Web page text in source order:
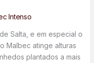
Intenso
Salta, e em especial o
Malbec atinge alturas
plantados a mais